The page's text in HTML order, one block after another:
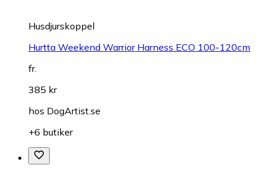
Husdjurskoppel
Hurtta Weekend Warrior Harness ECO 100-120cm
fr.
385 kr
hos DogArtist.se
+6 butiker